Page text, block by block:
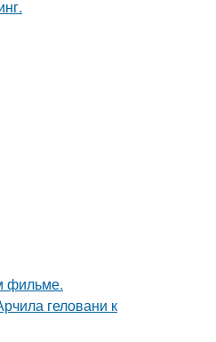
фильме.
геловани к